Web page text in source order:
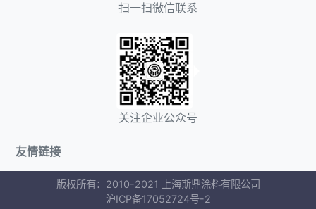
扫一扫微信联系
关注企业公众号
友情链接
版权所有：2010-2021 上海斯鼎涂料有限公司
沪ICP备17052724号-2